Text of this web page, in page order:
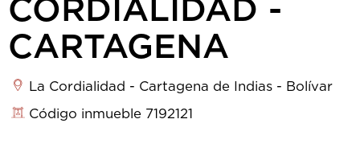
CORDIALIDAD -
CARTAGENA
La Cordialidad - Cartagena de Indias - Bolívar
Código inmueble 7192121